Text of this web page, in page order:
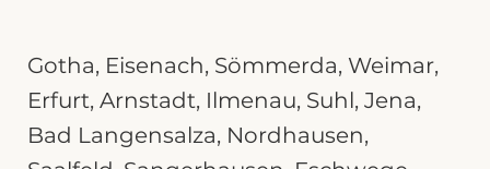
Gotha, Eisenach, Sömmerda, Weimar,
Erfurt, Arnstadt, Ilmenau, Suhl, Jena,
Bad Langensalza, Nordhausen,